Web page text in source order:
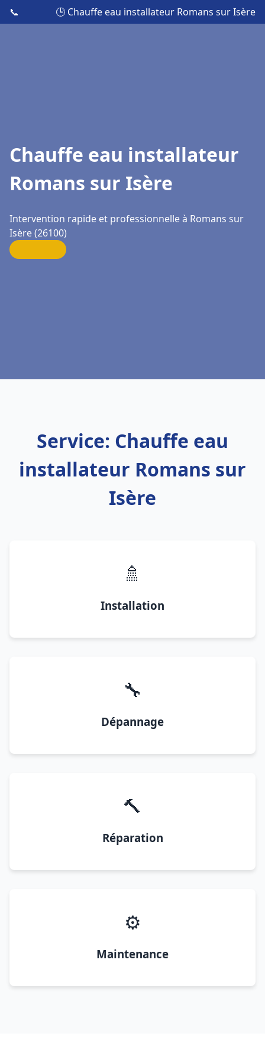
📞 🕒 Chauffe eau installateur Romans sur Isère
Chauffe eau installateur
Romans sur Isère
Intervention rapide et professionnelle à Romans sur
Isère (26100)
Service: Chauffe eau
installateur Romans sur
Isère
🚿
Installation
🔧
Dépannage
🔨
Réparation
⚙️
Maintenance